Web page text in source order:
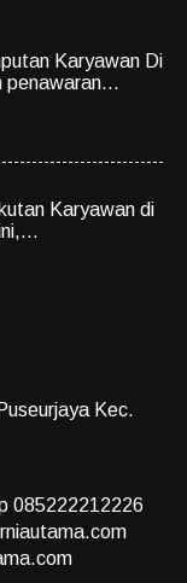
Karyawan Di
penawaran...
Karyawan di
Kec.
085222212226